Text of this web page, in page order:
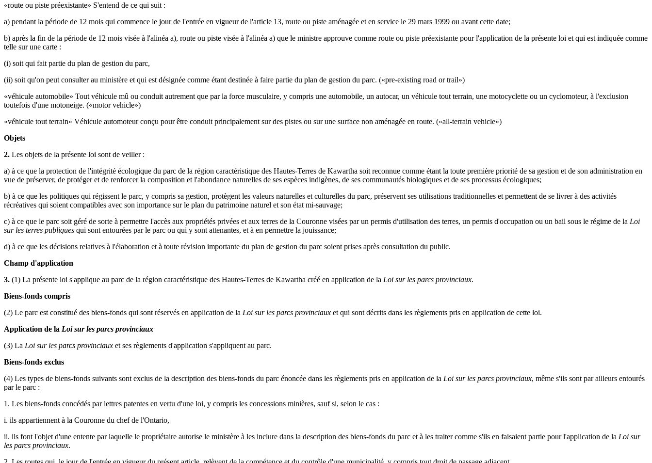
«route ou piste préexistante» S'entend de ce qui suit :
a) pendant la période de 12 mois qui commence le jour de l'entrée en vigueur de l'article 13, route ou piste aménagée et en service le 29 mars 1999 ou avant cette date;
b) après la fin de la période de 12 mois visée à l'alinéa a), route ou piste visée à l'alinéa a) que le ministre approuve comme route ou piste préexistante pour l'application de la présente loi et qui est indiquée comme
telle sur une carte :
(i) soit qui fait partie du plan de gestion du parc,
(ii) soit qu'on peut consulter au ministère et qui est désignée comme étant destinée à faire partie du plan de gestion du parc. («pre-existing road or trail»)
«véhicule automobile» Tout véhicule mû ou conduit autrement que par la force musculaire, y compris une automobile, un autocar, un véhicule tout terrain, une motocyclette ou un cyclomoteur, à l'exclusion
toutefois d'une motoneige. («motor vehicle»)
«véhicule tout terrain» Véhicule automoteur conçu pour être conduit principalement sur des pistes ou sur une surface non aménagée en route. («all-terrain vehicle»)
Objets
2. Les objets de la présente loi sont de veiller :
a) à ce que la protection de l'intégrité écologique du parc de la région caractéristique des Hautes-Terres de Kawartha soit reconnue comme étant la toute première priorité de sa gestion et de son administration en
vue de préserver, de protéger et de renforcer la composition et l'abondance naturelles de ses espèces indigènes, de ses communautés biologiques et de ses processus écologiques;
b) à ce que les politiques qui régissent le parc, y compris sa gestion, protègent les valeurs naturelles et culturelles du parc, préservent ses utilisations traditionnelles et permettent de se livrer à des activités
récréatives qui soient compatibles avec son importance sur le plan du patrimoine naturel et son état mi-sauvage;
c) à ce que le parc soit géré de sorte à permettre l'accès aux propriétés privées et aux terres de la Couronne visées par un permis d'utilisation des terres, un permis d'occupation ou un bail sous le régime de la Loi
sur les terres publiques qui sont entourées par le parc ou qui y sont attenantes, et à en permettre la jouissance;
d) à ce que les décisions relatives à l'élaboration et à toute révision importante du plan de gestion du parc soient prises après consultation du public.
Champ d'application
3. (1) La présente loi s'applique au parc de la région caractéristique des Hautes-Terres de Kawartha créé en application de la Loi sur les parcs provinciaux.
Biens-fonds compris
(2) Le parc est constitué des biens-fonds qui sont réservés en application de la Loi sur les parcs provinciaux et qui sont décrits dans les règlements pris en application de cette loi.
Application de la Loi sur les parcs provinciaux
(3) La Loi sur les parcs provinciaux et ses règlements d'application s'appliquent au parc.
Biens-fonds exclus
(4) Les types de biens-fonds suivants sont exclus de la description des biens-fonds du parc énoncée dans les règlements pris en application de la Loi sur les parcs provinciaux, même s'ils sont par ailleurs entourés
par le parc :
1. Les biens-fonds concédés par lettres patentes en vertu d'une loi, y compris les concessions minières, sauf si, selon le cas :
i. ils appartiennent à la Couronne du chef de l'Ontario,
ii. ils font l'objet d'une entente par laquelle le propriétaire autorise le ministère à les inclure dans la description des biens-fonds du parc et à les traiter comme s'ils en faisaient partie pour l'application de la Loi sur
les parcs provinciaux.